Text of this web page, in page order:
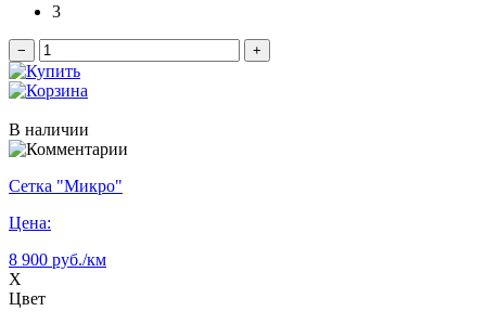
3
− +
В наличии
Сетка "Микро"
Цена:
8 900 руб./км
X
Цвет